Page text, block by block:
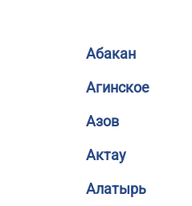
Абакан
Агинское
Азов
Актау
Алатырь